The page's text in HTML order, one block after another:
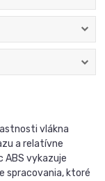
vlákna
a relatívne
ABS vykazuje
spracovania, ktoré